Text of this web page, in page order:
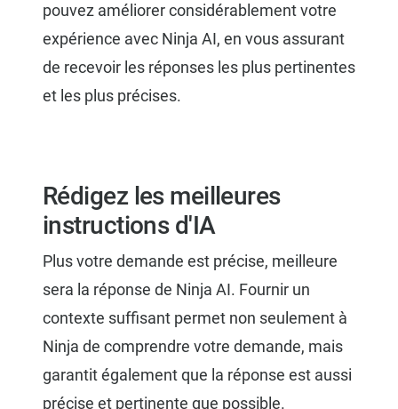
pouvez améliorer considérablement votre
expérience avec Ninja AI, en vous assurant
de recevoir les réponses les plus pertinentes
et les plus précises.
Rédigez les meilleures
instructions d'IA
Plus votre demande est précise, meilleure
sera la réponse de Ninja AI. Fournir un
contexte suffisant permet non seulement à
Ninja de comprendre votre demande, mais
garantit également que la réponse est aussi
précise et pertinente que possible.